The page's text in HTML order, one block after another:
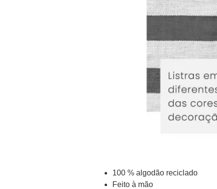
100 % algodão reciclado
Feito à mão